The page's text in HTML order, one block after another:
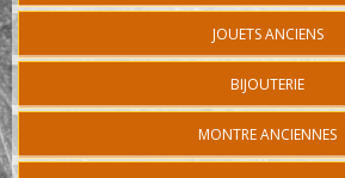
JOUETS ANCIENS
BIJOUTERIE
MONTRE ANCIENNES